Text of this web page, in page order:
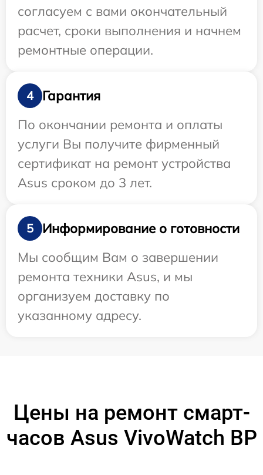
согласуем с вами окончательный
расчет, сроки выполнения и начнем
ремонтные операции.
4
Гарантия
По окончании ремонта и оплаты
услуги Вы получите фирменный
сертификат на ремонт устройства
Asus сроком до 3 лет.
5
Информирование о готовности
Мы сообщим Вам о завершении
ремонта техники Asus, и мы
организуем доставку по
указанному адресу.
Цены на ремонт смарт-
часов Asus VivoWatch BP